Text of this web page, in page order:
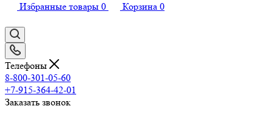
Избранные товары 0 Корзина 0
Телефоны
8-800-301-05-60
+7-915-364-42-01
Заказать звонок